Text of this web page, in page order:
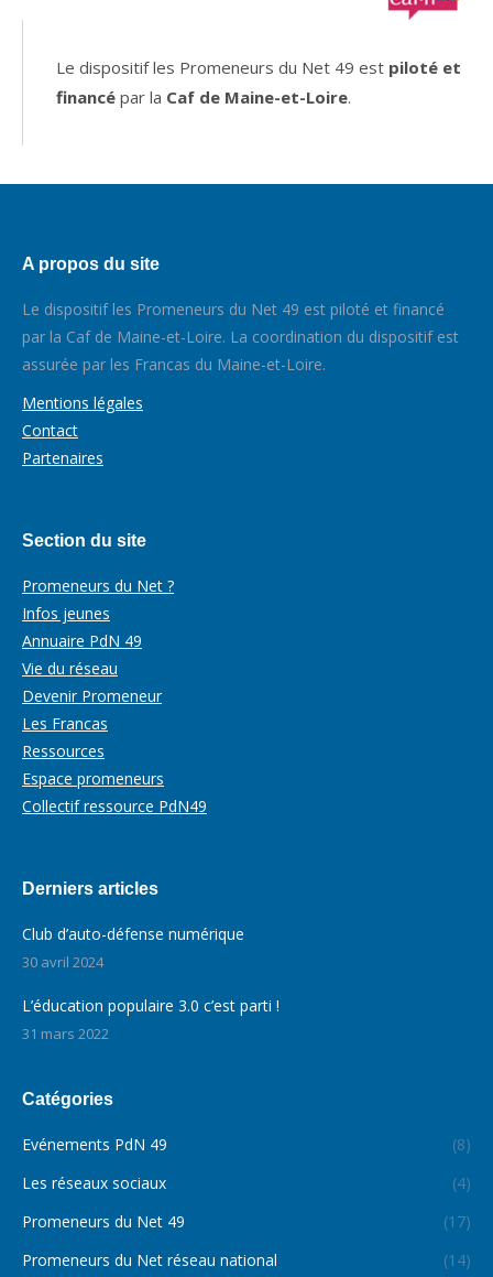
Le dispositif les Promeneurs du Net 49 est piloté et
financé par la Caf de Maine-et-Loire.
A propos du site
Le dispositif les Promeneurs du Net 49 est piloté et financé
par la Caf de Maine-et-Loire. La coordination du dispositif est
assurée par les Francas du Maine-et-Loire.
Mentions légales
Contact
Partenaires
Section du site
Promeneurs du Net ?
Infos jeunes
Annuaire PdN 49
Vie du réseau
Devenir Promeneur
Les Francas
Ressources
Espace promeneurs
Collectif ressource PdN49
Derniers articles
Club d’auto-défense numérique
30 avril 2024
L’éducation populaire 3.0 c’est parti !
31 mars 2022
Catégories
Evénements PdN 49
(8)
Les réseaux sociaux
(4)
Promeneurs du Net 49
(17)
Promeneurs du Net réseau national
(14)